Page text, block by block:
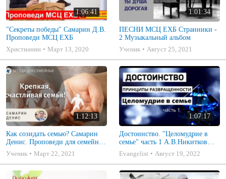
1:06:41
"Секреты победы" Самарин Д.В.
Проповеди МСЦ ЕХБ
Христианин
Март 13, 2020
1:01:34
ПЕСНИ МСЦ ЕХБ Странники -
2 Музыкальный альбом
Ученик
Август 25, 2021
1:12:13
Как созидать семью? Самарин
Денис. Проповеди для семейных
МСЦ ЕХБ
Ученик Март 22, 2021
1:07:17
Достоинство. "Целомудрие в
семье" часть 1 А.В.Никитков
Беседа для семейных МСЦ ЕХБ
Evangelist Август 19, 2022